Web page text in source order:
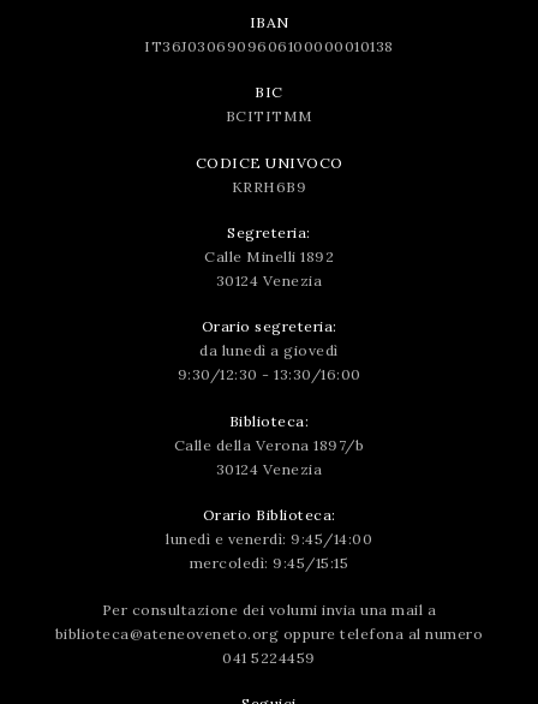
IBAN
IT36J0306909606100000010138
BIC
BCITITMM
CODICE UNIVOCO
KRRH6B9
Segreteria:
Calle Minelli 1892
30124 Venezia
Orario segreteria:
da lunedì a giovedì
9:30/12:30 - 13:30/16:00
Biblioteca:
Calle della Verona 1897/b
30124 Venezia
Orario Biblioteca:
lunedì e venerdì: 9:45/14:00
mercoledì: 9:45/15:15
Per consultazione dei volumi invia una mail a
biblioteca@ateneoveneto.org oppure telefona al numero
041 5224459